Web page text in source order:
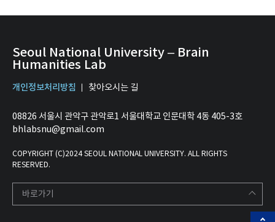
Seoul National University – Brain
Humanities Lab
개인정보처리방침 찾아오시는 길
08826 서울시 관악구 관악로1 서울대학교 인문대학 4동 405-3호
bhlabsnu@gmail.com
COPYRIGHT (C)2024 SEOUL NATIONAL UNIVERSITY. ALL RIGHTS
RESERVED.
바로가기